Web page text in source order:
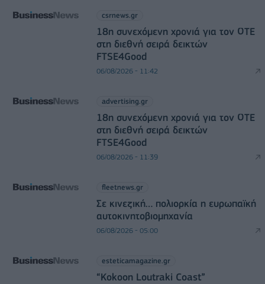
csrnews.gr
18η συνεχόμενη χρονιά για τον ΟΤΕ
στη διεθνή σειρά δεικτών
FTSE4Good
06/08/2026 - 11:42
advertising.gr
18η συνεχόμενη χρονιά για τον ΟΤΕ
στη διεθνή σειρά δεικτών
FTSE4Good
06/08/2026 - 11:39
fleetnews.gr
Σε κινεζική… πολιορκία η ευρωπαϊκή
αυτοκινητοβιομηχανία
06/08/2026 - 05:00
esteticamagazine.gr
“Kokoon Loutraki Coast”